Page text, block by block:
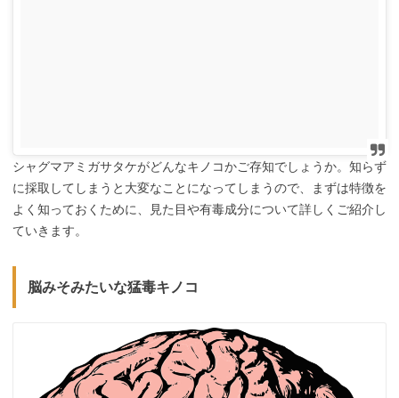
シャグマアミガサタケがどんなキノコかご存知でしょうか。知らず
に採取してしまうと大変なことになってしまうので、まずは特徴を
よく知っておくために、見た目や有毒成分について詳しくご紹介し
ていきます。
脳みそみたいな猛毒キノコ